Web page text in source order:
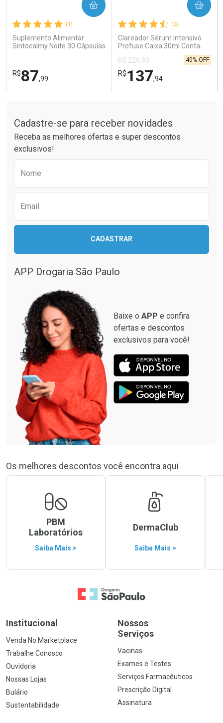
Comprar sem Desconto
Por R$ 121,90/cada
Comprar sem Desconto
Por R$ 121,90/cada
Comprar sem Desconto
Por R$ 189,99/cada
Comprar sem Desconto
Por R$ 189,99/cada
(1)
Suplemento Alimentar
Sintocalmy Noite 30 Cápsulas
R$87,99
COMPRAR
Laboratório
Comprar sem Desconto
Por Menos
Comprar sem Desconto
(2)
Clareador Sérum Intensivo
Profuse Caixa 30ml Conta-
R$ 229,90
R$137,94
40% OFF
COMPRAR
Laboratório
Comprar sem Desconto
Por Menos
Comprar sem Desconto
Cadastre-se para receber novidades
Receba as melhores ofertas e super descontos
exclusivos!
Nome
Email
CADASTRAR
APP Drogaria São Paulo
Baixe o APP e confira
ofertas e descontos
exclusivos para você!
Os melhores descontos você encontra aqui
PBM
Laboratórios
Saiba Mais >
DermaClub
Saiba Mais >
Ir para a Home
Institucional
Venda No Marketplace
Trabalhe Conosco
Ouvidoria
Nossas Lojas
Bulário
Sustentabilidade
Nossos
Serviços
Vacinas
Exames e Testes
Serviços Farmacêuticos
Prescrição Digital
Assinatura